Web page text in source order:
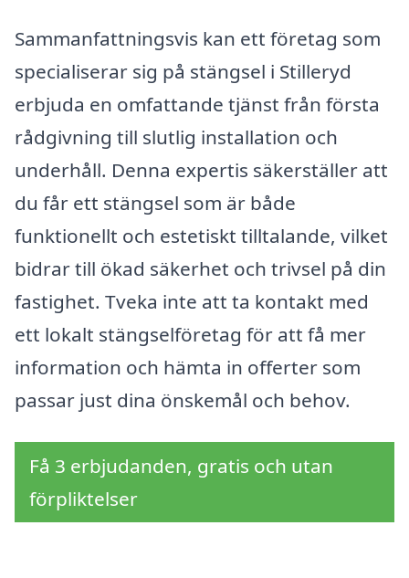
Sammanfattningsvis kan ett företag som
specialiserar sig på stängsel i Stilleryd
erbjuda en omfattande tjänst från första
rådgivning till slutlig installation och
underhåll. Denna expertis säkerställer att
du får ett stängsel som är både
funktionellt och estetiskt tilltalande, vilket
bidrar till ökad säkerhet och trivsel på din
fastighet. Tveka inte att ta kontakt med
ett lokalt stängselföretag för att få mer
information och hämta in offerter som
passar just dina önskemål och behov.
Få 3 erbjudanden, gratis och utan
förpliktelser